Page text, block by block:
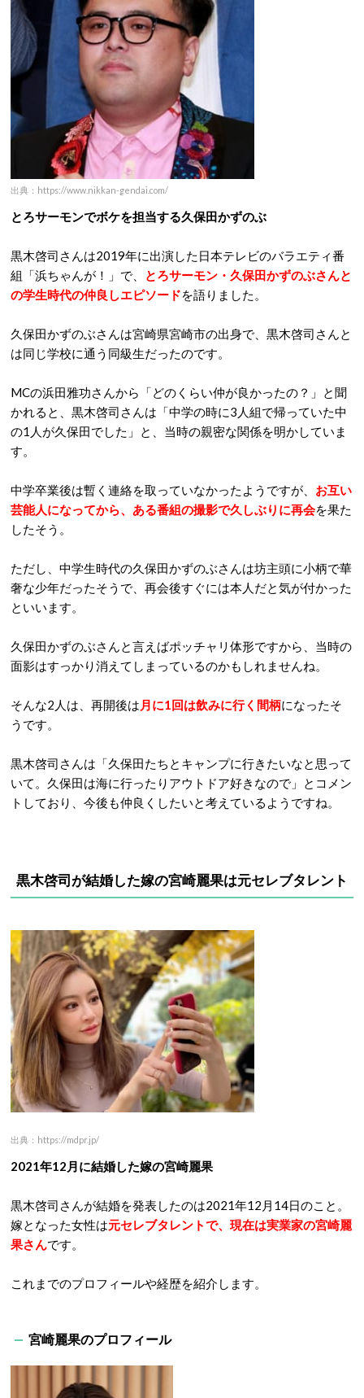
出典：https://www.nikkan-gendai.com/
とろサーモンでボケを担当する久保田かずのぶ
黒木啓司さんは2019年に出演した日本テレビのバラエティ番
組「浜ちゃんが！」で、
とろサーモン・久保田かずのぶさんと
の学生時代の仲良しエピソードを語りました。
久保田かずのぶさんは宮崎県宮崎市の出身で、黒木啓司さんと
は同じ学校に通う同級生だったのです。
MCの浜田雅功さんから「どのくらい仲が良かったの？」と聞
かれると、黒木啓司さんは「中学の時に3人組で帰っていた中
の1人が久保田でした」と、当時の親密な関係を明かしていま
す。
中学卒業後は暫く連絡を取っていなかったようですが、 お互い
芸能人になってから、ある番組の撮影で久しぶりに再会を果た
したそう。
ただし、中学生時代の久保田かずのぶさんは坊主頭に小柄で華
奢な少年だったそうで、再会後すぐには本人だと気が付かった
といいます。
久保田かずのぶさんと言えばポッチャリ体形ですから、当時の
面影はすっかり消えてしまっているのかもしれませんね。
そんな2人は、再開後は 月に1回は飲みに行く間柄になったそ
うです。
黒木啓司さんは「久保田たちとキャンプに行きたいなと思って
いて。久保田は海に行ったりアウトドア好きなので」とコメン
トしており、今後も仲良くしたいと考えているようですね。
黒木啓司が結婚した嫁の宮崎麗果は元セレブタレント
出典：https://mdpr.jp/
2021年12月に結婚した嫁の宮崎麗果
黒木啓司さんが結婚を発表したのは2021年12月14日のこと。
嫁となった女性は元セレブタレントで、現在は実業家の宮崎麗
果さんです。
これまでのプロフィールや経歴を紹介します。
宮崎麗果のプロフィール